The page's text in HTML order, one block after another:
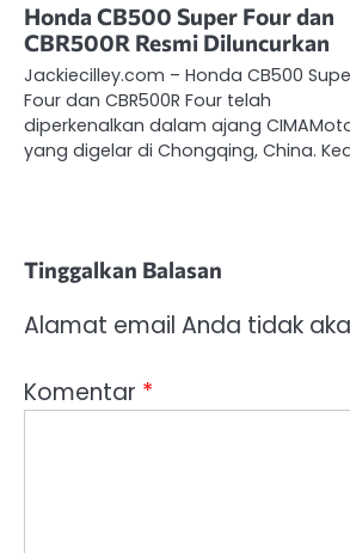
Honda CB500 Super Four dan
CBR500R Resmi Diluncurkan
Jackiecilley.com – Honda CB500
Four dan CBR500R Four telah
diperkenalkan dalam ajang
yang digelar di Chongqing, China.
Tinggalkan Balasan
Alamat email Anda tidak
Komentar *